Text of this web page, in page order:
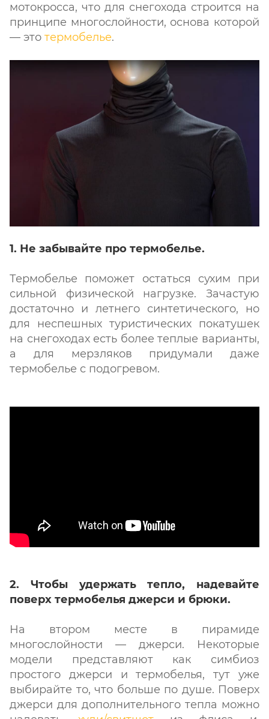
мотокросса, что для снегохода строится на
принципе многослойности, основа которой
— это термобелье.
1. Не забывайте про термобелье.
Термобелье поможет остаться сухим при
сильной физической нагрузке. Зачастую
достаточно и летнего синтетического, но
для неспешных туристических покатушек
на снегоходах есть более теплые варианты,
а для мерзляков придумали даже
термобелье с подогревом.
2. Чтобы удержать тепло, надевайте
поверх термобелья джерси и брюки.
На втором месте в пирамиде
многослойности — джерси. Некоторые
модели представляют как симбиоз
простого джерси и термобелья, тут уже
выбирайте то, что больше по душе. Поверх
джерси для дополнительного тепла можно